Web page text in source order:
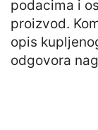
podacima i
proizvod.
opis
odgovora